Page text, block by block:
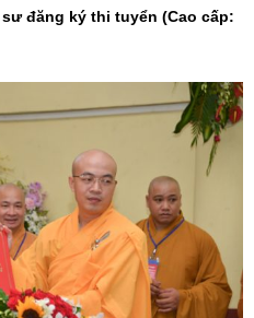
sư đăng ký thi tuyển (Cao cấp: